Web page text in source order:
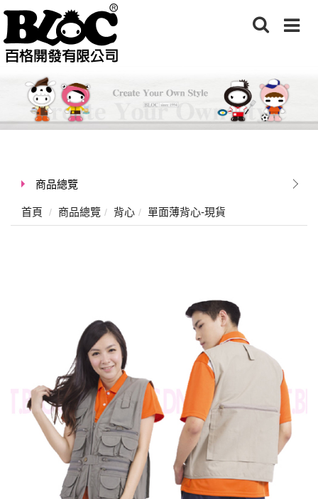
商品總覽
首頁 商品總覽 背心 單面薄背心-現貨